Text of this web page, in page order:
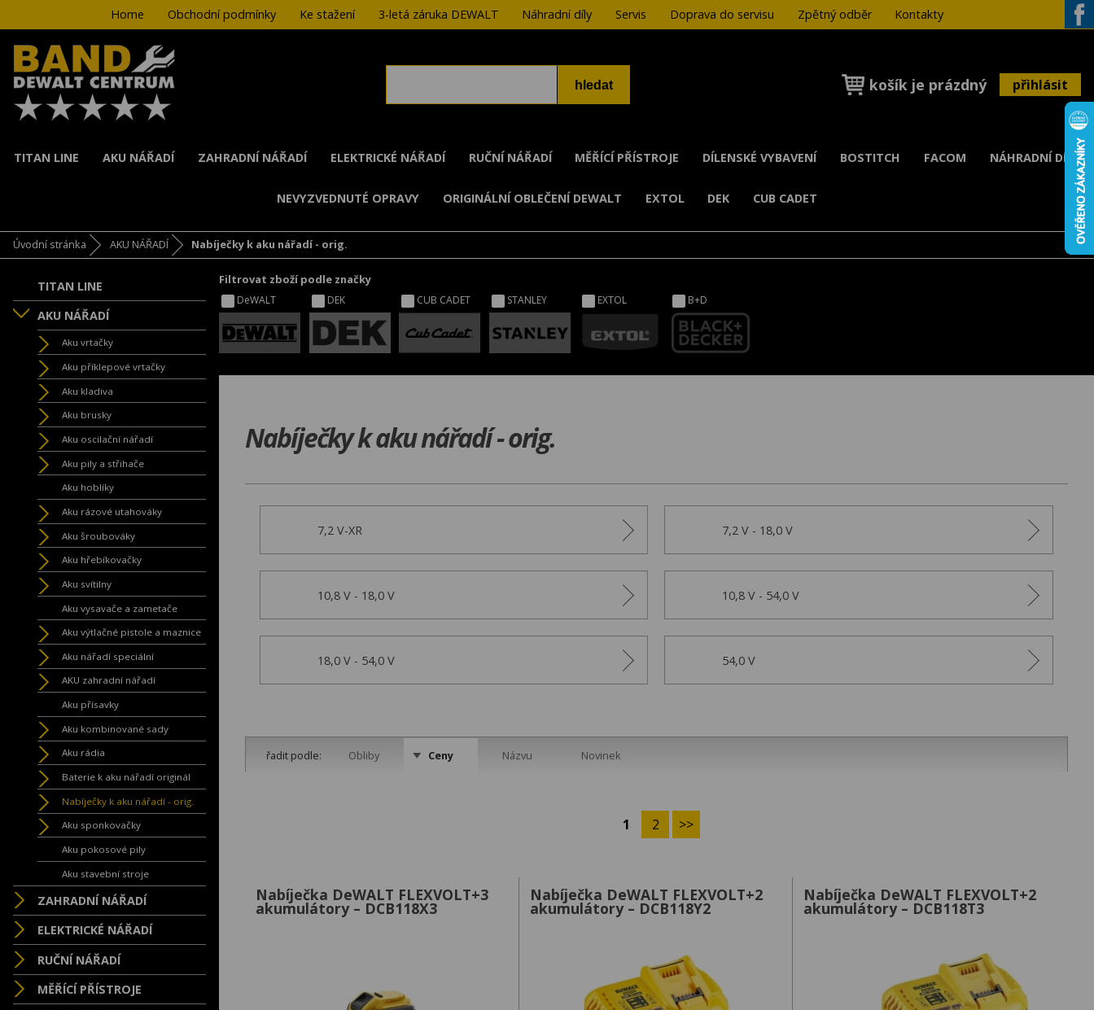
Home Obchodní podmínky Ke stažení 3-letá záruka DEWALT Náhradní díly Servis Doprava do servisu Zpětný odběr
Kontakty
košík je prázdný přihlásit
TITAN LINE AKU NÁŘADÍ ZAHRADNÍ NÁŘADÍ ELEKTRICKÉ NÁŘADÍ RUČNÍ NÁŘADÍ MĚŘÍCÍ PŘÍSTROJE DÍLENSKÉ VYBAVENÍ BOSTITCH FACOM NÁHRADNÍ DÍLY
NEVYZVEDNUTÉ OPRAVY ORIGINÁLNÍ OBLEČENÍ DEWALT EXTOL DEK CUB CADET
Úvodní stránka AKU NÁŘADÍ Nabíječky k aku nářadí - orig.
TITAN LINE
AKU NÁŘADÍ
Aku vrtačky
Aku příklepové vrtačky
Aku kladiva
Aku brusky
Aku oscilační nářadí
Aku pily a střihače
Aku hoblíky
Aku rázové utahováky
Aku šroubováky
Aku hřebíkovačky
Aku svítilny
Aku vysavače a zametače
Aku výtlačné pistole a maznice
Aku nářadí speciální
AKU zahradní nářadí
Aku přísavky
Aku kombinované sady
Aku rádia
Baterie k aku nářadí originál
Nabíječky k aku nářadí - orig.
Aku sponkovačky
Aku pokosové pily
Aku stavební stroje
ZAHRADNÍ NÁŘADÍ
ELEKTRICKÉ NÁŘADÍ
RUČNÍ NÁŘADÍ
MĚŘÍCÍ PŘÍSTROJE
Filtrovat zboží podle značky
DeWALT DEK CUB CADET STANLEY EXTOL B+D
Nabíječky k aku nářadí - orig.
7,2 V-XR 7,2 V - 18,0 V
10,8 V - 18,0 V 10,8 V - 54,0 V
18,0 V - 54,0 V 54,0 V
řadit podle: Obliby Ceny Názvu Novinek
1 2 >>
Nabíječka DeWALT FLEXVOLT+3
akumulátory – DCB118X3
Nabíječka DeWALT FLEXVOLT+2
akumulátory – DCB118Y2
Nabíječka DeWALT FLEXVOLT+2
akumulátory – DCB118T3